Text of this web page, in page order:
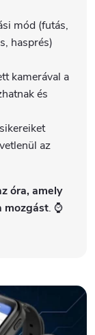
mód (futás,
hasprés)
kamerával a
és
az
óra, amely
mozgást. ⌚